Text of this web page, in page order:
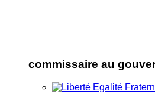
commissaire au